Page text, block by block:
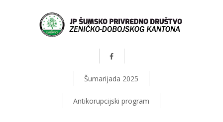
Šumarijada 2025
Antikorupcijski program